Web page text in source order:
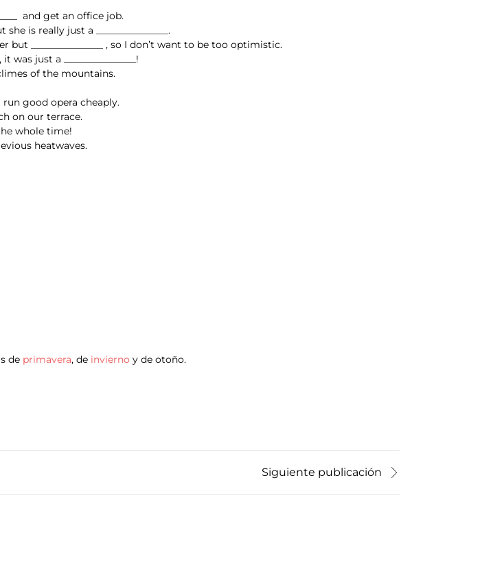
and get an office job.
is really just a _______________.
_______________ , so I don’t want to be too optimistic.
just a _______________!
of the mountains.
run good opera cheaply.
on our terrace.
whole time!
heatwaves.
de primavera, de invierno y de otoño.
Siguiente publicación